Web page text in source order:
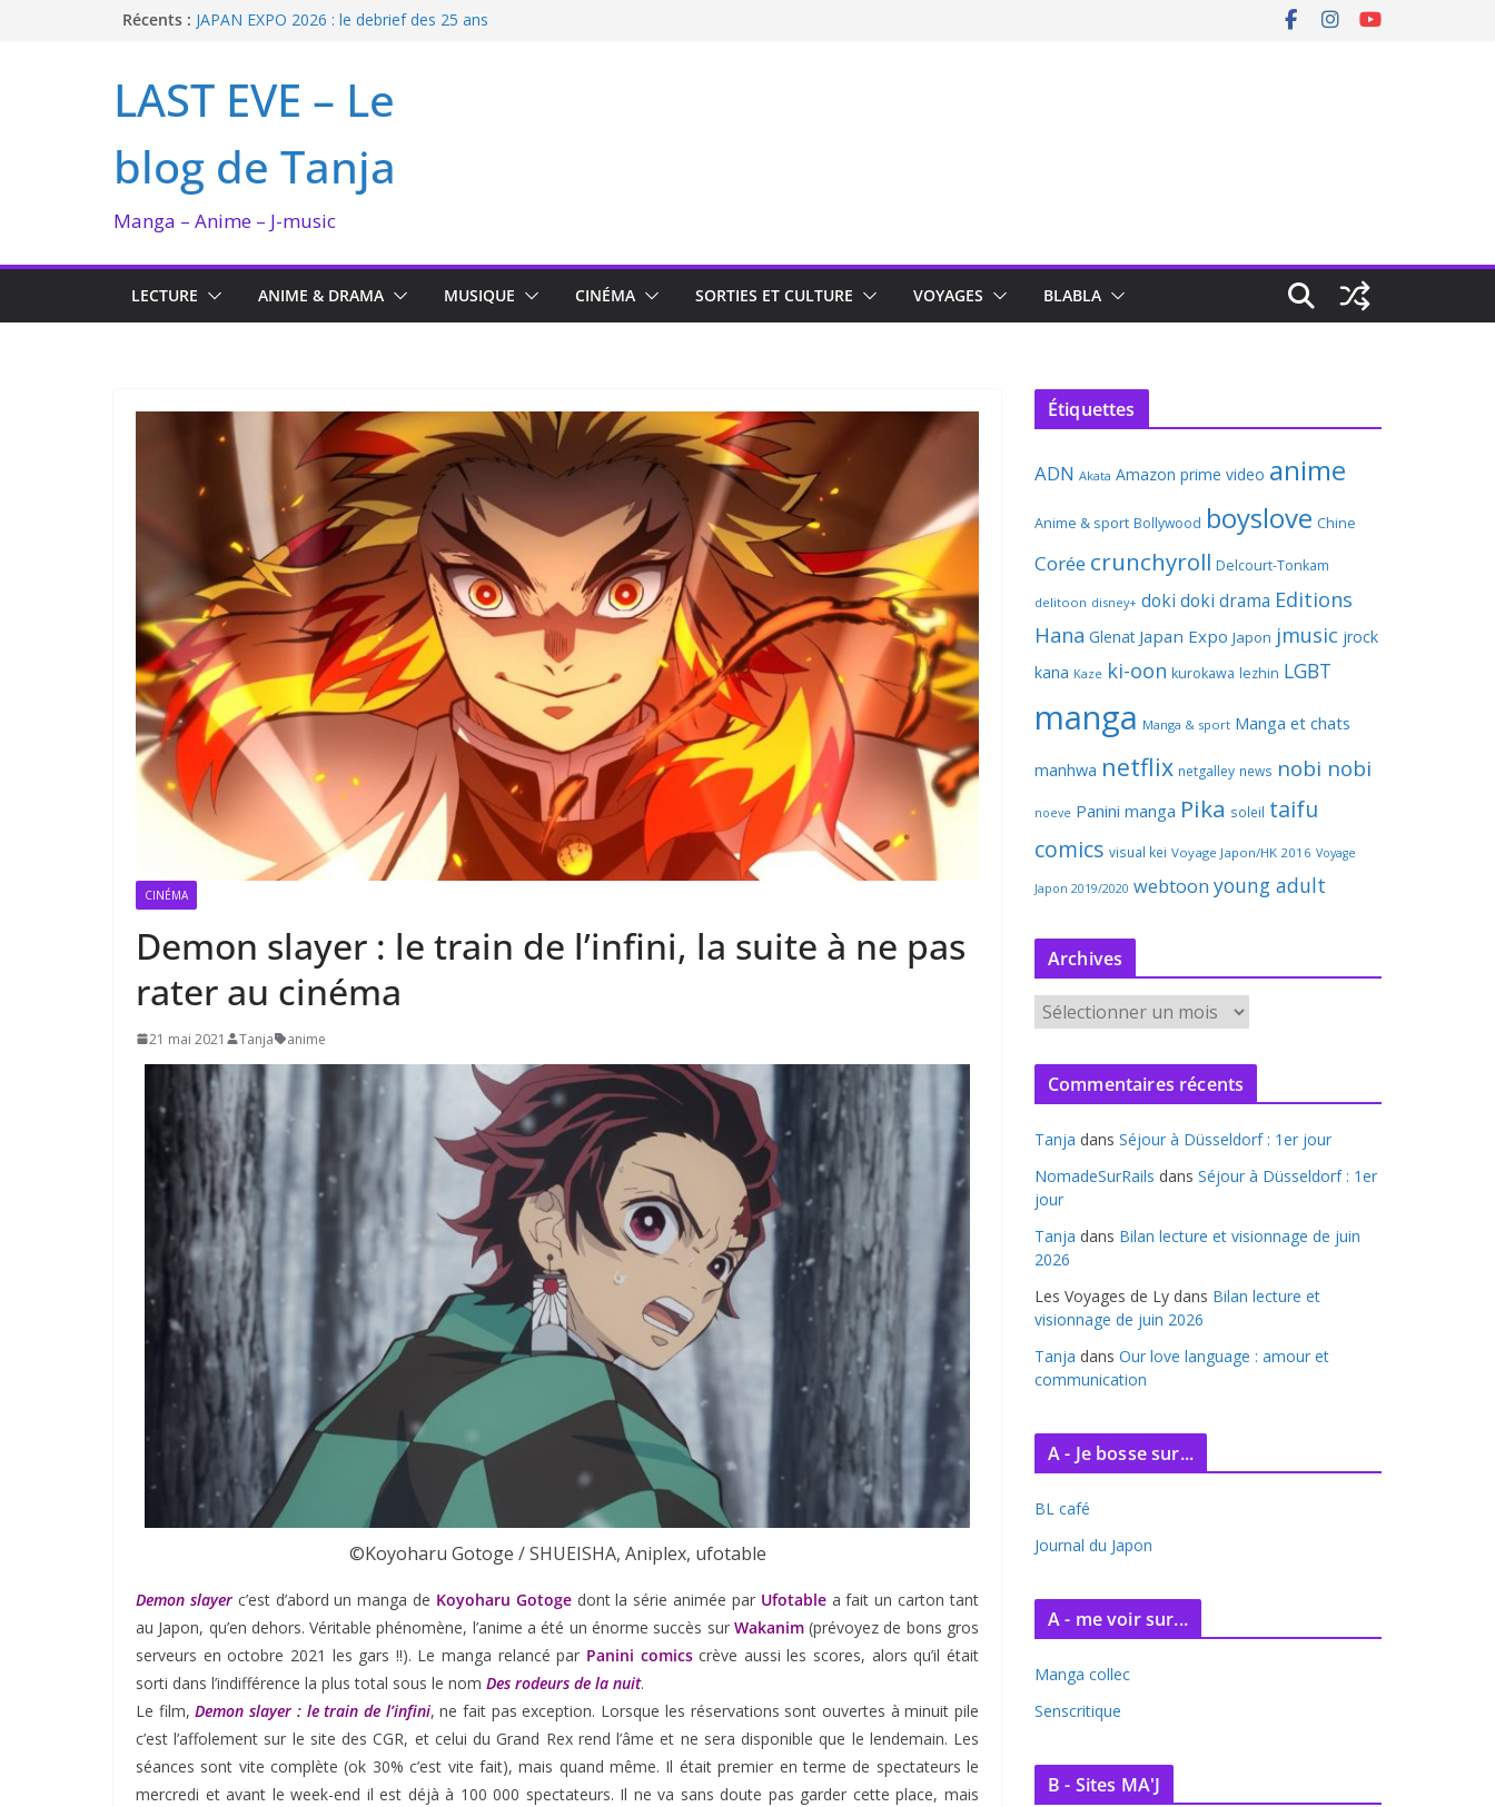
Récents : JAPAN EXPO 2026 : le debrief des 25 ans
I’m not in love de Zeniko Sumiya
Enomoto n’est pas un ange
LAST EVE – Le
blog de Tanja
Manga – Anime – J-music
LECTURE ANIME & DRAMA MUSIQUE CINÉMA SORTIES ET CULTURE VOYAGES BLABLA
CINÉMA
Demon slayer : le train de l’infini, la suite à ne pas
rater au cinéma
21 mai 2021 Tanja anime
©Koyoharu Gotoge / SHUEISHA, Aniplex, ufotable
Demon slayerc’est d’abord un manga de Koyoharu Gotogedont la série animée par Ufotablea fait un carton tant
au Japon, qu’en dehors. Véritable phénomène, l’anime a été un énorme succès sur Wakanim(prévoyez de bons gros
serveurs en octobre 2021 les gars !!). Le manga relancé par Panini comicscrève aussi les scores, alors qu’il était
sorti dans l’indifférence la plus total sous le nom Des rodeurs de la nuit.
Le film,Demon slayer : le train de l’infini, ne fait pas exception. Lorsque les réservations sont ouvertes à minuit pile
c’est l’affolement sur le site des CGR, et celui du Grand Rex rend l’âme et ne sera disponible que le lendemain. Les
séances sont vite complète (ok 30% c’est vite fait), mais quand même. Il était premier en terme de spectateurs le
mercredi et avant le week-end il est déjà à 100 000 spectateurs. Il ne va sans doute pas garder cette place, mais
Étiquettes
ADN Akata Amazon prime video anime
Anime & sport Bollywood boyslove Chine
Corée crunchyroll Delcourt-Tonkam
delitoon disney+ doki doki drama Editions
Hana Glenat Japan Expo Japon jmusic jrock
kana Kaze ki-oon kurokawa lezhin LGBT
manga Manga & sport Manga et chats
manhwa netflix netgalley news nobi nobi
noeve Panini manga Pika soleil taifu
comics visual kei Voyage Japon/HK 2016 Voyage
Japon 2019/2020 webtoon young adult
Archives
r
c
v
e
s
Commentaires récents
Tanja dans Séjour à Düsseldorf : 1er jour
NomadeSurRails dans Séjour à Düsseldorf : 1er
jour
Tanja dans Bilan lecture et visionnage de juin
2026
Les Voyages de Ly dans Bilan lecture et
visionnage de juin 2026
Tanja dans Our love language : amour et
communication
A - Je bosse sur...
BL café
Journal du Japon
A - me voir sur...
Manga collec
Senscritique
B - Sites MA'J